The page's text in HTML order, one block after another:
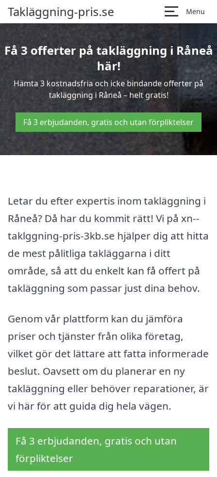
Takläggning-pris.se Menu
Få 3 offerter på takläggning i Råneå
här!
Hämta 3 kostnadsfria och icke bindande offerter på
takläggning i Råneå – helt gratis!
Få 3 erbjudanden, gratis och utan förpliktelser
Letar du efter expertis inom takläggning i
Råneå? Då har du kommit rätt! Vi på xn--
taklggning-pris-3kb.se hjälper dig att hitta
de mest pålitliga takläggarna i ditt
område, så att du enkelt kan få offert på
takläggning som passar just dina behov.
Genom vår plattform kan du jämföra
priser och tjänster från olika företag,
vilket gör det lättare att fatta informerade
beslut. Oavsett om du planerar en ny
takläggning eller behöver reparationer, är
vi här för att guida dig hela vägen.
Få 3 erbjudanden, gratis och utan
förpliktelser